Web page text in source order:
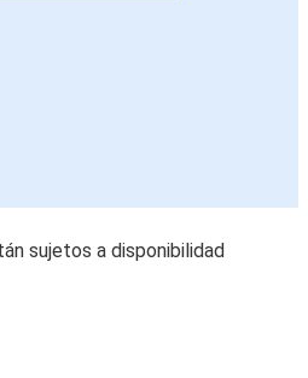
sujetos a disponibilidad